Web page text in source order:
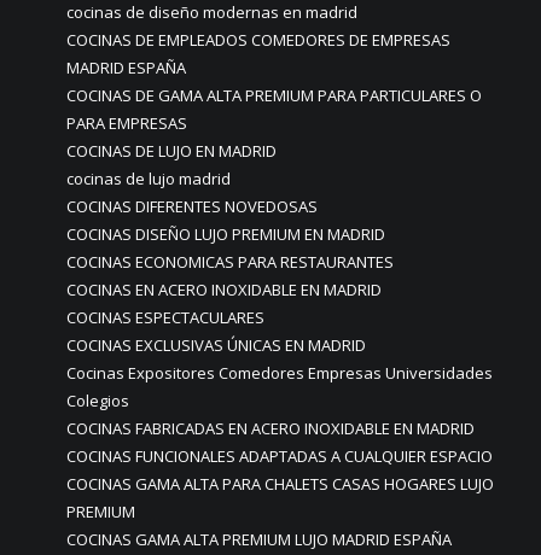
cocinas de diseño modernas en madrid
COCINAS DE EMPLEADOS COMEDORES DE EMPRESAS
MADRID ESPAÑA
COCINAS DE GAMA ALTA PREMIUM PARA PARTICULARES O
PARA EMPRESAS
COCINAS DE LUJO EN MADRID
cocinas de lujo madrid
COCINAS DIFERENTES NOVEDOSAS
COCINAS DISEÑO LUJO PREMIUM EN MADRID
COCINAS ECONOMICAS PARA RESTAURANTES
COCINAS EN ACERO INOXIDABLE EN MADRID
COCINAS ESPECTACULARES
COCINAS EXCLUSIVAS ÚNICAS EN MADRID
Cocinas Expositores Comedores Empresas Universidades
Colegios
COCINAS FABRICADAS EN ACERO INOXIDABLE EN MADRID
COCINAS FUNCIONALES ADAPTADAS A CUALQUIER ESPACIO
COCINAS GAMA ALTA PARA CHALETS CASAS HOGARES LUJO
PREMIUM
COCINAS GAMA ALTA PREMIUM LUJO MADRID ESPAÑA